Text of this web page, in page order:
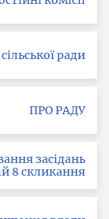
ради
ПРО РАДУ
засідань
8 скликання